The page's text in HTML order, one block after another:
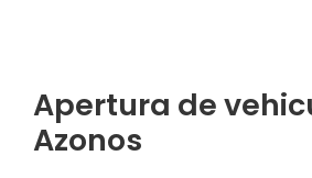
Apertura de
Azonos